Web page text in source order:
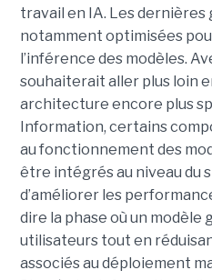
travail en IA. Les
notamment optimisées
l’inférence des modèles.
souhaiterait aller plus loin
architecture encore plus
Information, certains
au fonctionnement des
être intégrés au niveau du
d’améliorer les
dire la phase où un modèle
utilisateurs tout en
associés au déploiement